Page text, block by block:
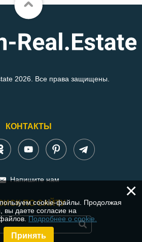
2026. Все права защищены.
КОНТАКТЫ
Напишите нам
ПО САЙТУ
×
cookie-файлы. Продолжая
вы даете согласие на
файлов.Подробнее о cookie.
Принять